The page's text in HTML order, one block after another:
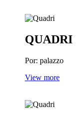
QUADRI
Por: palazzo
View more